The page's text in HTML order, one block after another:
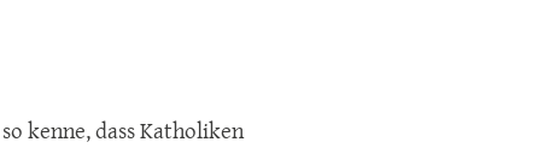
kenne, dass Katholiken